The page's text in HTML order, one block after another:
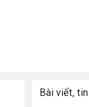
Bài viết,